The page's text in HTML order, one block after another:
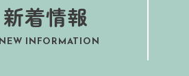
新着情報
NEW INFORMATION